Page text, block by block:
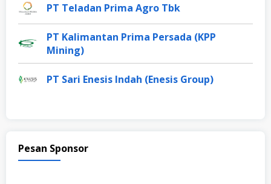
PT Teladan Prima Agro Tbk
PT Kalimantan Prima Persada (KPP
Mining)
PT Sari Enesis Indah (Enesis Group)
Pesan Sponsor